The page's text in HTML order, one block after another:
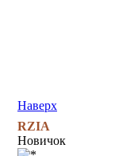
Наверх
RZIA
Новичок